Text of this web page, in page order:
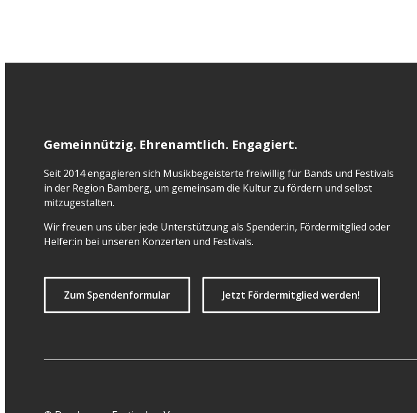
Gemeinnützig. Ehrenamtlich. Engagiert.
Seit 2014 engagieren sich Musikbegeisterte freiwillig für Bands und Festivals
in der Region Bamberg, um gemeinsam die Kultur zu fördern und selbst
mitzugestalten.
Wir freuen uns über jede Unterstützung als Spender:in, Fördermitglied oder
Helfer:in bei unseren Konzerten und Festivals.
Zum Spendenformular Jetzt Fördermitglied werden!